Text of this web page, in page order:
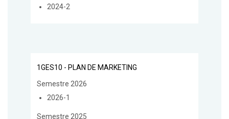
2024-2
1GES10 - PLAN DE MARKETING
Semestre 2026
2026-1
Semestre 2025